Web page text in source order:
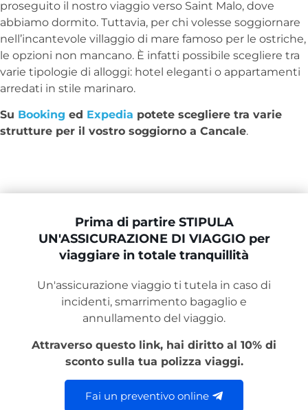
proseguito il nostro viaggio verso Saint Malo, dove
abbiamo dormito. Tuttavia, per chi volesse soggiornare
nell’incantevole villaggio di mare famoso per le ostriche,
le opzioni non mancano. È infatti possibile scegliere tra
varie tipologie di alloggi: hotel eleganti o appartamenti
arredati in stile marinaro.
Su Booking ed Expedia potete scegliere tra varie
strutture per il vostro soggiorno a Cancale.
Prima di partire STIPULA
UN'ASSICURAZIONE DI VIAGGIO per
viaggiare in totale tranquillità
Un'assicurazione viaggio ti tutela in caso di
incidenti, smarrimento bagaglio e
annullamento del viaggio.
Attraverso questo link, hai diritto al 10% di
sconto sulla tua polizza viaggi.
Fai un preventivo online